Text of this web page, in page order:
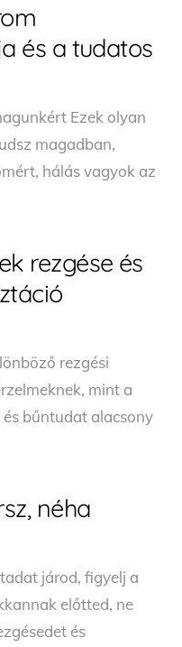
és a tudatos
Ezek olyan
magadban,
hálás vagyok az
rezgése és
rezgési
mint a
bűntudat alacsony
néha
járod, figyelj a
előtted, ne
és